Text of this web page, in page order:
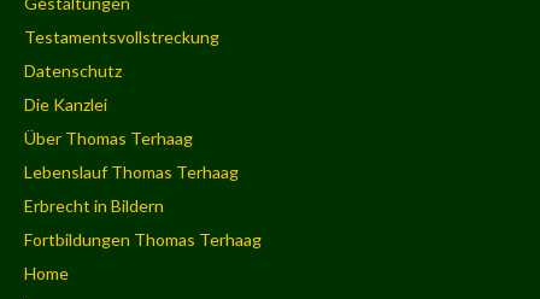
Testamentsvollstreckung
Datenschutz
Die Kanzlei
Über Thomas Terhaag
Lebenslauf Thomas Terhaag
Erbrecht in Bildern
Fortbildungen Thomas Terhaag
Home